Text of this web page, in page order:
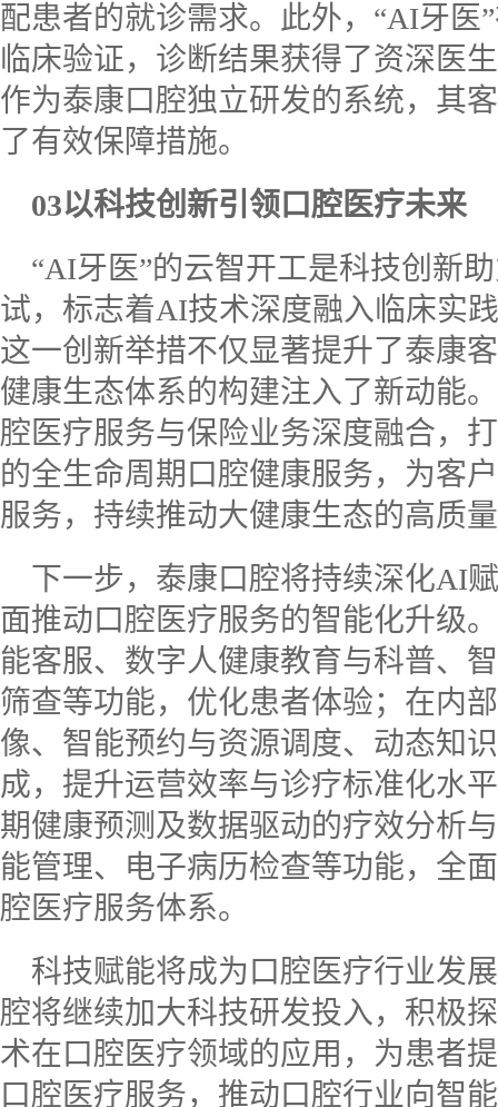
配患者的就诊需求。此外，“AI牙医
临床验证，诊断结果获得了资深医
作为泰康口腔独立研发的系统，其
了有效保障措施。
03以科技创新引领口腔医疗未来
“AI牙医”的云智开工是科技创新
试，标志着AI技术深度融入临床实
这一创新举措不仅显著提升了泰康
健康生态体系的构建注入了新动能
腔医疗服务与保险业务深度融合，
的全生命周期口腔健康服务，为客
服务，持续推动大健康生态的高质
下一步，泰康口腔将持续深化AI
面推动口腔医疗服务的智能化升级
能客服、数字人健康教育与科普、
筛查等功能，优化患者体验；在内
像、智能预约与资源调度、动态知
成，提升运营效率与诊疗标准化水
期健康预测及数据驱动的疗效分析
能管理、电子病历检查等功能，全
腔医疗服务体系。
科技赋能将成为口腔医疗行业发
腔将继续加大科技研发投入，积极
术在口腔医疗领域的应用，为患者
口腔医疗服务，推动口腔行业向智